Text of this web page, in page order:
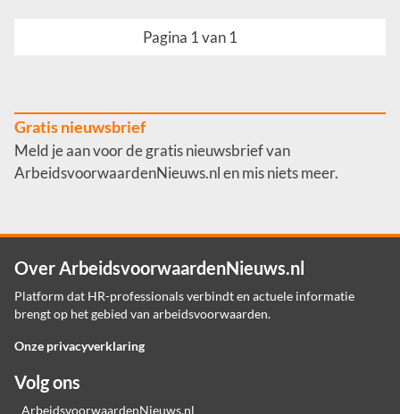
Pagina 1 van 1
Gratis nieuwsbrief
Meld je aan voor de gratis nieuwsbrief van
ArbeidsvoorwaardenNieuws.nl en mis niets meer.
Over ArbeidsvoorwaardenNieuws.nl
Platform dat HR-professionals verbindt en actuele informatie
brengt op het gebied van arbeidsvoorwaarden.
Onze privacyverklaring
Volg ons
ArbeidsvoorwaardenNieuws.nl